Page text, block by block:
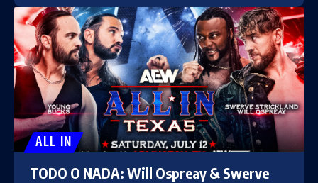
ALL IN
TODO O NADA: Will Ospreay & Swerve